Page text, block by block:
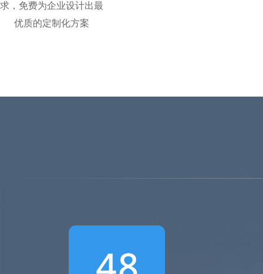
求，免费为企业设计出最
优质的定制化方案